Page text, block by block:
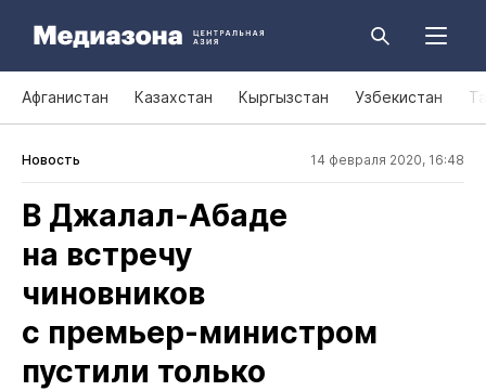
Афганистан Казахстан Кыргызстан Узбекистан
Новость 14 февраля 2020, 16:48
В Джалал‑Абаде
на встречу
чиновников
с премьер‑министром
пустили только